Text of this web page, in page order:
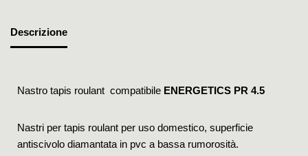
Descrizione
Nastro tapis roulant compatibile ENERGETICS PR 4.5
Nastri per tapis roulant per uso domestico, superficie
antiscivolo diamantata in pvc a bassa rumorosità.